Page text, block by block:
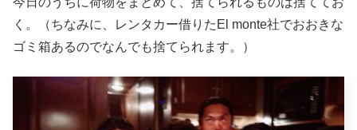
く。（ちなみに、レンタカー借りたEl monte社でおおきな
ゴミ箱あるのでなんでも捨てられます。）